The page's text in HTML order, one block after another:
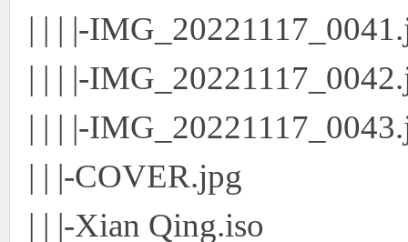
| | | |-
| | | |-
| | | |-
| | |-COVER.jpg
| | |-Xian Qing.iso